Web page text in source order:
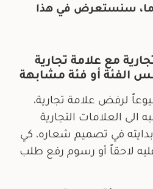
ما، سنستعرض في هذا
مع علامة تجارية
الفئة أو فئة مشابهة
لرفض علامة تجارية،
الى العلامات التجارية
في تصميم شعاره، كي
لاحقاً أو رسوم رفع طلب